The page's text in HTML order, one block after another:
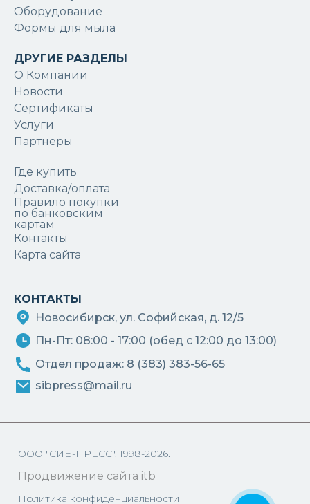
Оборудование
Формы для мыла
ДРУГИЕ РАЗДЕЛЫ
О Компании
Новости
Сертификаты
Услуги
Партнеры
Где купить
Доставка/оплата
Правило покупки
по банковским
картам
Контакты
Карта сайта
КОНТАКТЫ
Новосибирск, ул. Софийская, д. 12/5
Пн-Пт: 08:00 - 17:00 (обед с 12:00 до 13:00)
Отдел продаж: 8 (383) 383-56-65
sibpress@mail.ru
ООО "СИБ-ПРЕСС". 1998-2026.
Продвижение сайта itb
Политика конфиденциальности